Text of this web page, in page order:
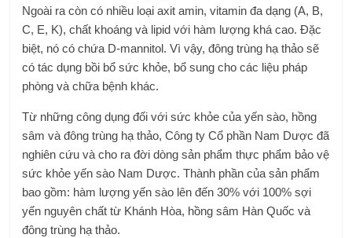
Ngoài ra còn có nhiều loại axit amin, vitamin đa dạng (A, B,
C, E, K), chất khoáng và lipid với hàm lượng khá cao. Đặc
biệt, nó có chứa D-mannitol. Vì vậy, đông trùng hạ thảo sẽ
có tác dụng bồi bổ sức khỏe, bổ sung cho các liệu pháp
phòng và chữa bệnh khác.
Từ những công dụng đối với sức khỏe của yến sào, hồng
sâm và đông trùng hạ thảo, Công ty Cổ phần Nam Dược đã
nghiên cứu và cho ra đời dòng sản phẩm thực phẩm bảo vệ
sức khỏe yến sào Nam Dược. Thành phần của sản phẩm
bao gồm: hàm lượng yến sào lên đến 30% với 100% sợi
yến nguyên chất từ ​​Khánh Hòa, hồng sâm Hàn Quốc và
đông trùng hạ thảo.